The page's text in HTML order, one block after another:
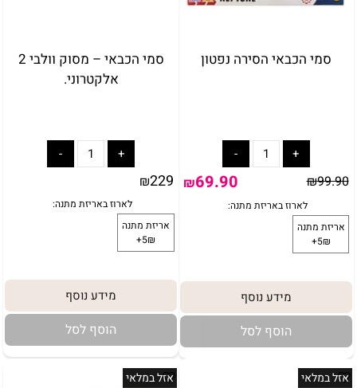
אריזת מתנה
5₪+
סמי הכבאי הסירה נפטון
₪99.90
₪69.90
מידע נוסף
הוסף לסל
סמי הכבאי – מסוק וולבי 2
אלקטרוני.
₪229
מידע נוסף
הוסף לסל
אזל במלאי אזל במלאי